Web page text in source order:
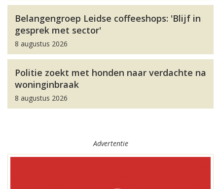
Belangengroep Leidse coffeeshops: 'Blijf in
gesprek met sector'
8 augustus 2026
Politie zoekt met honden naar verdachte na
woninginbraak
8 augustus 2026
Advertentie